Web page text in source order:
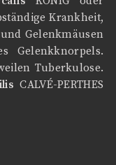
Krankheit,
Gelenkmäusen
Gelenkknorpels.
Tuberkulose.
CALVÉ-PERTHES